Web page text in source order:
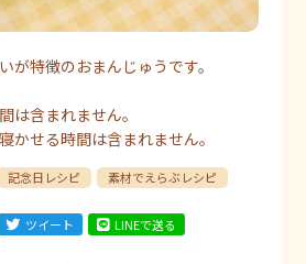
が特徴のおまんじゅうです。
は含まれません。
かせる時間は含まれません。
記念日レシピ 素材でえらぶレシピ
ツイート LINEで送る